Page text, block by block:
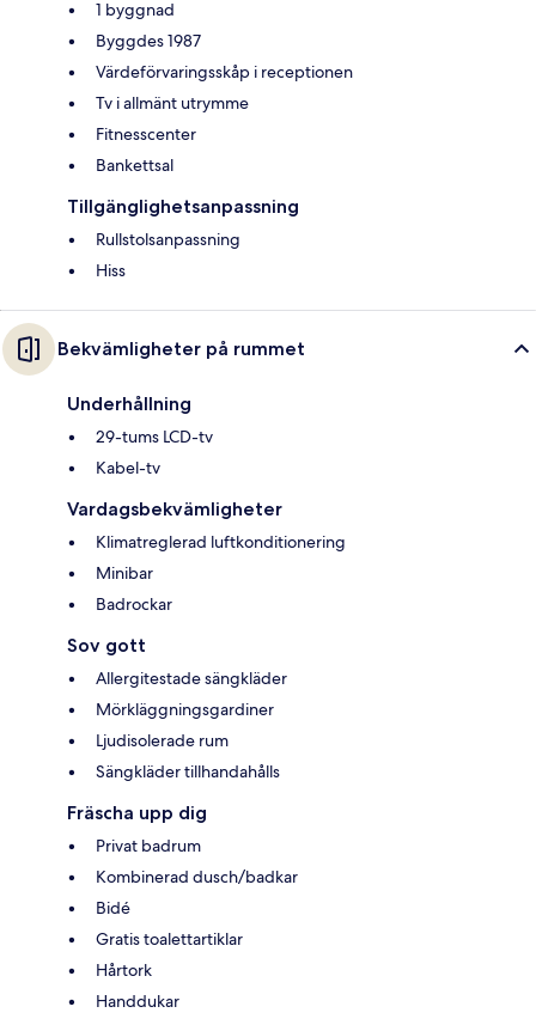
1 byggnad
Byggdes 1987
Värdeförvaringsskåp i receptionen
Tv i allmänt utrymme
Fitnesscenter
Bankettsal
Tillgänglighetsanpassning
Rullstolsanpassning
Hiss
Bekvämligheter på rummet
Underhållning
29-tums LCD-tv
Kabel-tv
Vardagsbekvämligheter
Klimatreglerad luftkonditionering
Minibar
Badrockar
Sov gott
Allergitestade sängkläder
Mörkläggningsgardiner
Ljudisolerade rum
Sängkläder tillhandahålls
Fräscha upp dig
Privat badrum
Kombinerad dusch/badkar
Bidé
Gratis toalettartiklar
Hårtork
Handdukar